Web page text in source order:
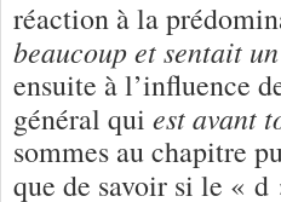
réaction à la
beaucoup et sentait
ensuite à l’influence
général qui est avant
sommes au chapitre
que de savoir si le «